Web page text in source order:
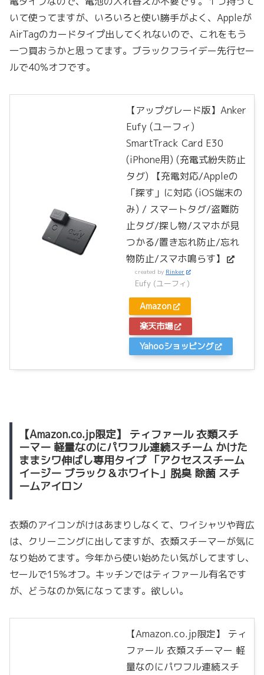
いて使ってますが、いろいろと使い勝手がよく、Appleが
AirTagのカードタイプ出してくれないので、これをもう
一つ買おうかと思ってます。ブラックフライデー先行セー
ルで40%オフです。
【アップグレード版】Anker
Eufy (ユーフィ)
SmartTrack Card E30
(iPhone用) (充電式紛失防止
タグ) 【充電対応/Appleの
「探す」に対応 (iOS端末の
み) / スマートタグ/盗難防
止タグ/探し物/スマホが見
つかる/置き忘れ防止/忘れ
物防止/スマホ鳴らす】
created by Rinker
Eufy (ユーフィ)
Amazon
楽天市場
Yahooショッピング
【Amazon.co.jp限定】 ティファール 衣類スチ
ーマー 軽量なのにパワフル連続スチーム かけた
ままシワ伸ばし専用タイプ 「アクセススチーム
イージー ブラック＆ホワイト」脱臭 除菌 スチ
ームアイロン
衣類のアイコンがけはあまりしなくて、ワイシャツや背広
は、クリーニングに出してますが、衣類スチーマーが気に
なり始めてます。今年から使い始めたい気がしてますし、
セールで15%オフ。キッチンではティファール有名です
が、どうなのか気になってます。欲しい。
【Amazon.co.jp限定】 ティ
ファール 衣類スチーマー 軽
量なのにパワフル連続スチ